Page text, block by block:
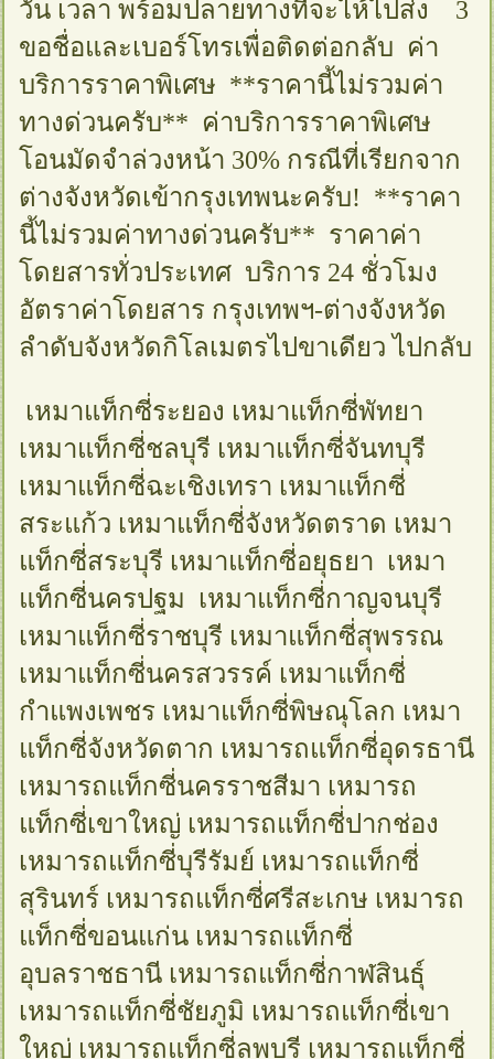
วัน เวลา พร้อมปลายทางที่จะไห้ไปส่ง 3
ขอชื่อและเบอร์โทรเพื่อติดต่อกลับ ค่า
บริการราคาพิเศษ **ราคานี้ไม่รวมค่า
ทางด่วนครับ** ค่าบริการราคาพิเศษ
โอนมัดจำล่วงหน้า 30% กรณีที่เรียกจาก
ต่างจังหวัดเข้ากรุงเทพนะครับ! **ราคา
นี้ไม่รวมค่าทางด่วนครับ** ราคาค่า
โดยสารทั่วประเทศ บริการ 24 ชั่วโมง
อัตราค่าโดยสาร กรุงเทพฯ-ต่างจังหวัด
ลำดับจังหวัดกิโลเมตรไปขาเดียว ไปกลับ
เหมาแท็กซี่ระยอง เหมาแท็กซี่พัทยา
เหมาแท็กซี่ชลบุรี เหมาแท็กซี่จันทบุรี
เหมาแท็กซี่ฉะเชิงเทรา เหมาแท็กซี่
สระแก้ว เหมาแท็กซี่จังหวัดตราด เหมา
แท็กซี่สระบุรี เหมาแท็กซี่อยุธยา เหมา
แท็กซี่นครปฐม เหมาแท็กซี่กาญจนบุรี
เหมาแท็กซี่ราชบุรี เหมาแท็กซี่สุพรรณ
เหมาแท็กซี่นครสวรรค์ เหมาแท็กซี่
กำแพงเพชร เหมาแท็กซี่พิษณุโลก เหมา
แท็กซี่จังหวัดตาก เหมารถแท็กซี่อุดรธานี
เหมารถแท็กซี่นครราชสีมา เหมารถ
แท็กซี่เขาใหญ่ เหมารถแท็กซี่ปากช่อง
เหมารถแท็กซี่บุรีรัมย์ เหมารถแท็กซี่
สุรินทร์ เหมารถแท็กซี่ศรีสะเกษ เหมารถ
แท็กซี่ขอนแก่น เหมารถแท็กซี่
อุบลราชธานี เหมารถแท็กซี่กาฬสินธุ์
เหมารถแท็กซี่ชัยภูมิ เหมารถแท็กซี่เขา
ใหญ่ เหมารถแท็กซี่ลพบุรี เหมารถแท็กซี่